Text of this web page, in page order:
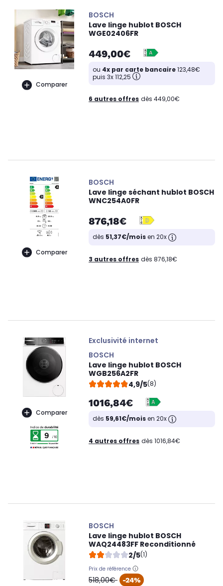
Comparer
BOSCH
Lave linge hublot BOSCH
WGE02406FR
449,00€
ou 4x par carte bancaire123,48€
puis 3x 112,25
6 autres offres dès 449,00€
Comparer
BOSCH
Lave linge séchant hublot BOSCH
WNC254A0FR
876,18€
dès 51,37€/moisen 20x
3 autres offres dès 876,18€
Comparer
Exclusivité internet
BOSCH
Lave linge hublot BOSCH
WGB256A2FR
4,9/5(8)
1016,84€
dès 59,61€/moisen 20x
4 autres offres dès 1016,84€
BOSCH
Lave linge hublot BOSCH
WAQ24483FF Reconditionné
2/5(1)
Prix de référence
oldPrice
518,00€ -24%